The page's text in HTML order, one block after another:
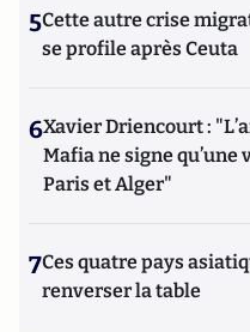
5Cette autre crise
se profile après Ceuta
6Xavier Driencourt :
Mafia ne signe
Paris et Alger"
7Ces quatre pays
renverser la table